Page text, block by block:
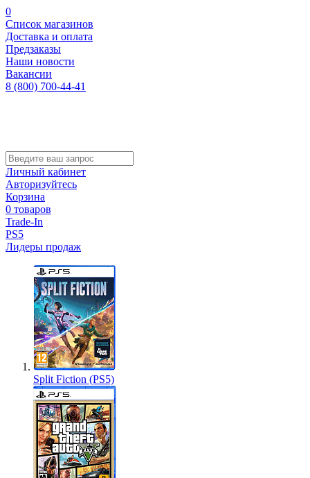
0
Список магазинов
Доставка и оплата
Предзаказы
Наши новости
Вакансии
8 (800) 700-44-41
Личный кабинет
Авторизуйтесь
Корзина
0 товаров
Trade-In
PS5
Лидеры продаж
Split Fiction (PS5)